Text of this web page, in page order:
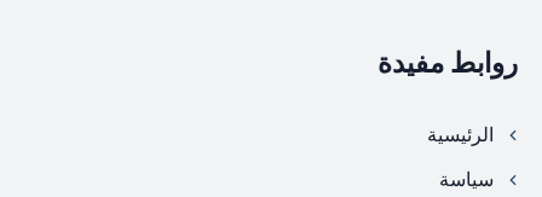
روابط مفيدة
الرئيسية
سياسة